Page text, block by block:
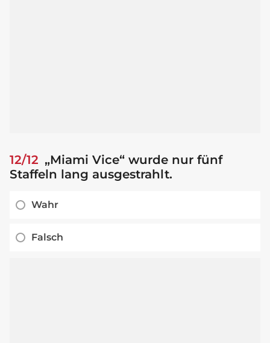
12/12 „Miami Vice“ wurde nur fünf
Staffeln lang ausgestrahlt.
Wahr
Falsch